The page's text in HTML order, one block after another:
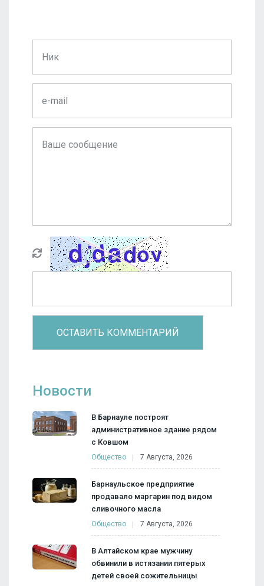
Новости
В Барнауле построят
административное здание рядом
с Ковшом
Общество 7 Августа, 2026
Барнаульское предприятие
продавало маргарин под видом
сливочного масла
Общество 7 Августа, 2026
В Алтайском крае мужчину
обвинили в истязании пятерых
детей своей сожительницы